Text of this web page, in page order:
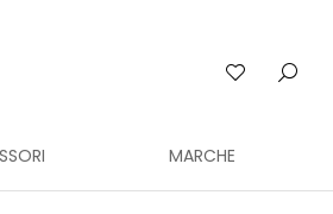
MARCHE